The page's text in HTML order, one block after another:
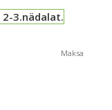
2-3.nädalat.
Maksa